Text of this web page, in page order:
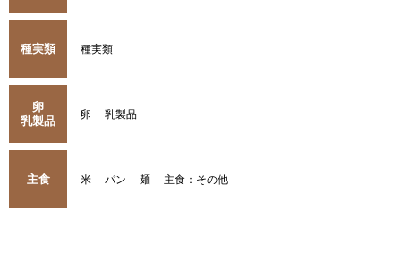
種実類 種実類
卵
乳製品
卵 乳製品
主食 米 パン 麺 主食：その他